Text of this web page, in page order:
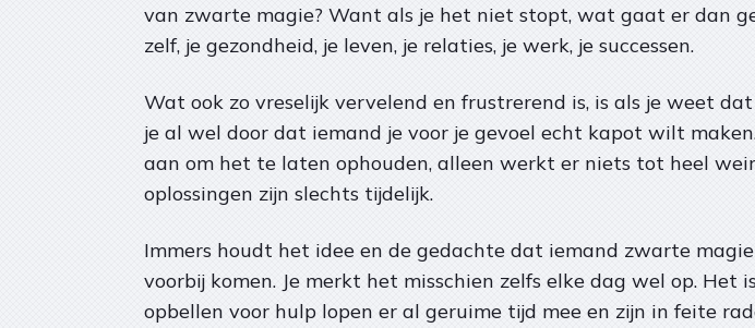
van zwarte magie? Want als je het niet stopt, wat gaat er dan
zelf, je gezondheid, je leven, je relaties, je werk, je successen.
Wat ook zo vreselijk vervelend en frustrerend is, is als je weet
je al wel door dat iemand je voor je gevoel echt kapot wilt
aan om het te laten ophouden, alleen werkt er niets tot heel
oplossingen zijn slechts tijdelijk.
Immers houdt het idee en de gedachte dat iemand zwarte
voorbij komen. Je merkt het misschien zelfs elke dag wel op. Het
opbellen voor hulp lopen er al geruime tijd mee en zijn in feite